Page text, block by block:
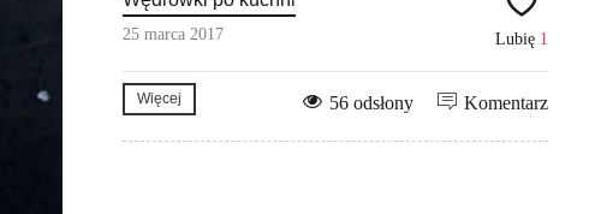
25 marca 2017 Lubię 1
Więcej Komentarz
56 odsłony